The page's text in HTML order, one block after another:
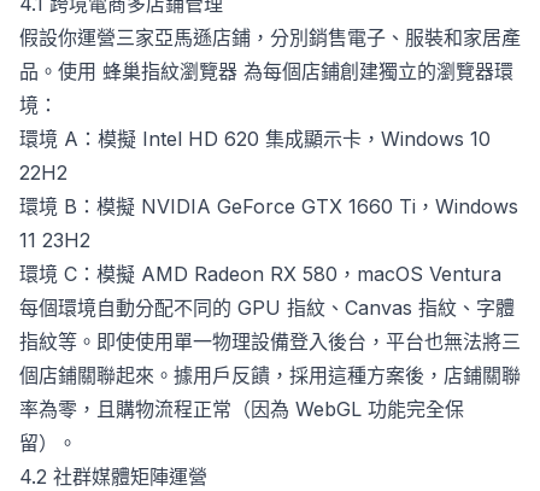
假設你運營三家亞馬遜店鋪，分別銷售電子、服裝和家居產
品。使用 蜂巢指紋瀏覽器 為每個店鋪創建獨立的瀏覽器環
境：
環境 A：模擬 Intel HD 620 集成顯示卡，Windows 10
22H2
環境 B：模擬 NVIDIA GeForce GTX 1660 Ti，Windows
11 23H2
環境 C：模擬 AMD Radeon RX 580，macOS Ventura
每個環境自動分配不同的 GPU 指紋、Canvas 指紋、字體
指紋等。即使使用單一物理設備登入後台，平台也無法將三
個店鋪關聯起來。據用戶反饋，採用這種方案後，店鋪關聯
率為零，且購物流程正常（因為 WebGL 功能完全保
留）。
4.2 社群媒體矩陣運營